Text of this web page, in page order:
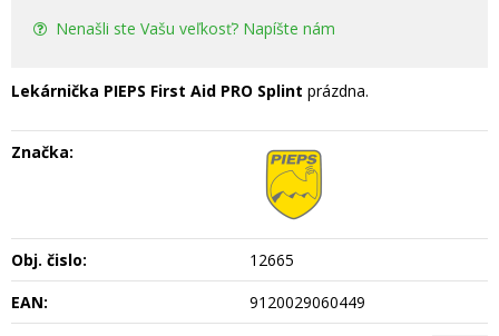
Nenašli ste Vašu veľkosť? Napíšte nám
Lekárnička PIEPS First Aid PRO Splint prázdna.
Značka:
Obj. čislo:
12665
EAN:
9120029060449